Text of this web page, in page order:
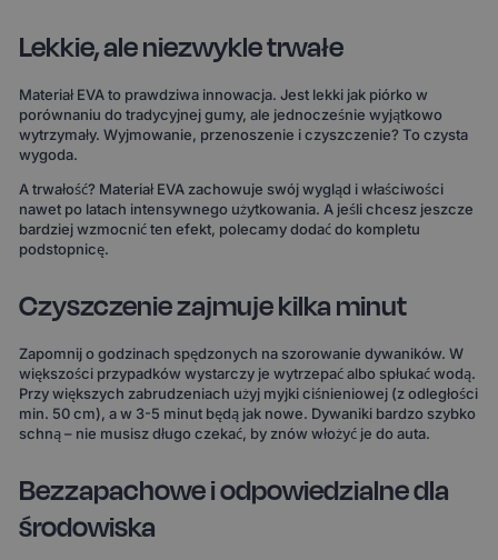
Lekkie, ale niezwykle trwałe
Materiał EVA to prawdziwa innowacja. Jest lekki jak piórko w
porównaniu do tradycyjnej gumy, ale jednocześnie wyjątkowo
wytrzymały. Wyjmowanie, przenoszenie i czyszczenie? To czysta
wygoda.
A trwałość? Materiał EVA zachowuje swój wygląd i właściwości
nawet po latach intensywnego użytkowania. A jeśli chcesz jeszcze
bardziej wzmocnić ten efekt, polecamy dodać do kompletu
podstopnicę.
Czyszczenie zajmuje kilka minut
Zapomnij o godzinach spędzonych na szorowanie dywaników. W
większości przypadków wystarczy je wytrzepać albo spłukać wodą.
Przy większych zabrudzeniach użyj myjki ciśnieniowej (z odległości
min. 50 cm), a w 3-5 minut będą jak nowe. Dywaniki bardzo szybko
schną – nie musisz długo czekać, by znów włożyć je do auta.
Bezzapachowe i odpowiedzialne dla
środowiska